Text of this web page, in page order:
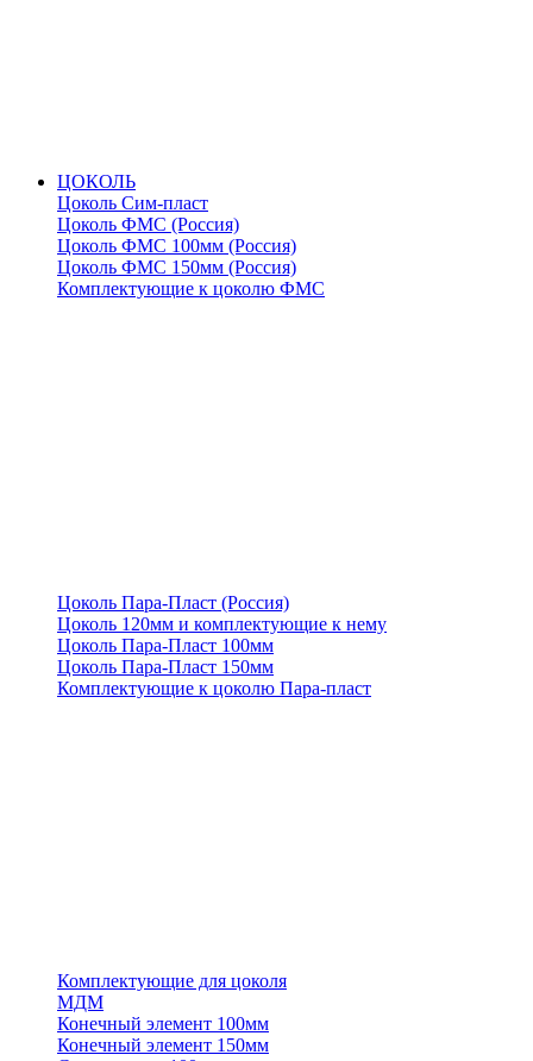
ЦОКОЛЬ
Цоколь Сим-пласт
Цоколь ФМС (Россия)
Цоколь ФМС 100мм (Россия)
Цоколь ФМС 150мм (Россия)
Комплектующие к цоколю ФМС
Цоколь Пара-Пласт (Россия)
Цоколь 120мм и комплектующие к нему
Цоколь Пара-Пласт 100мм
Цоколь Пара-Пласт 150мм
Комплектующие к цоколю Пара-пласт
Комплектующие для цоколя
МДМ
Конечный элемент 100мм
Конечный элемент 150мм